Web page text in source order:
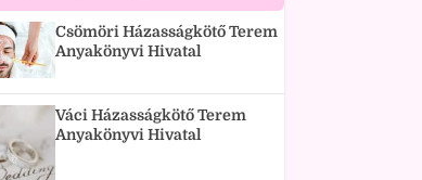
Csömöri Házasságkötő Terem
Anyakönyvi Hivatal
Váci Házasságkötő Terem
Anyakönyvi Hivatal